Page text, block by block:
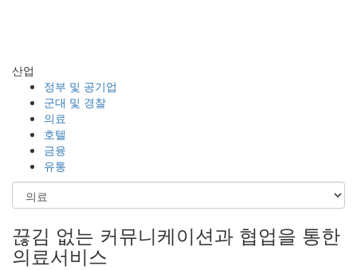
산업
정부 및 공기업
군대 및 경찰
의료
호텔
금융
유통
끊김 없는 커뮤니케이션과 협업을 통한
의료서비스